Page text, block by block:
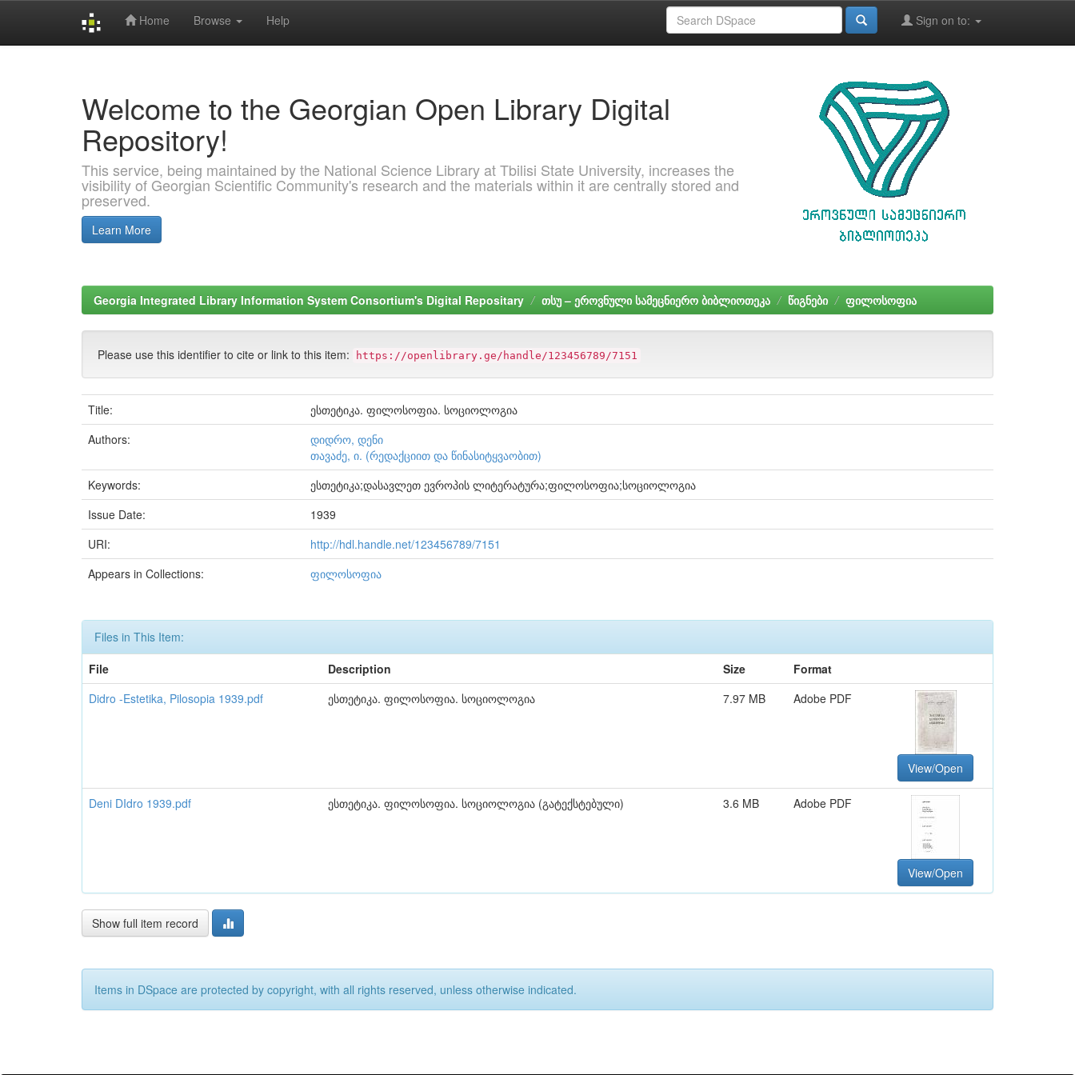
Home Browse Help Sign on to:
Welcome to the Georgian Open Library Digital
Repository!
This service, being maintained by the National Science Library at Tbilisi State University, increases the
visibility of Georgian Scientific Community's research and the materials within it are centrally stored and
preserved.
Learn More
Georgia Integrated Library Information System Consortium's Digital Repositary თსუ – ეროვნული სამეცნიერო ბიბლიოთეკა წიგნები ფილოსოფია
Please use this identifier to cite or link to this item: https://openlibrary.ge/handle/123456789/7151
Title:
ესთეტიკა. ფილოსოფია. სოციოლოგია
Authors:
დიდრო, დენი
თავაძე, ი. (რედაქციით და წინასიტყვაობით)
Keywords:
ესთეტიკა;დასავლეთ ევროპის ლიტერატურა;ფილოსოფია;სოციოლოგია
Issue Date:
1939
URI:
http://hdl.handle.net/123456789/7151
Appears in Collections:
ფილოსოფია
Files in This Item:
File
Description Size
Format
Didro -Estetika, Pilosopia 1939.pdf
ესთეტიკა. ფილოსოფია. სოციოლოგია 7.97 MB Adobe PDF
View/Open
Deni DIdro 1939.pdf ესთეტიკა. ფილოსოფია. სოციოლოგია (გატექსტებული) 3.6 MB Adobe PDF
View/Open
Show full item record
Items in DSpace are protected by copyright, with all rights reserved, unless otherwise indicated.